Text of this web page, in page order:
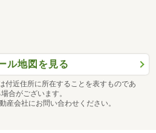
ル地図を見る
付近住所に所在することを表すものであ
合がございます。
産会社にお問い合わせください。